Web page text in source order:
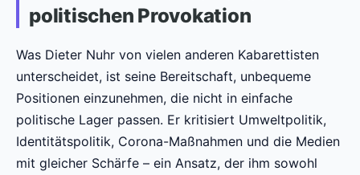
politischen Provokation
Was Dieter Nuhr von vielen anderen Kabarettisten
unterscheidet, ist seine Bereitschaft, unbequeme
Positionen einzunehmen, die nicht in einfache
politische Lager passen. Er kritisiert Umweltpolitik,
Identitätspolitik, Corona-Maßnahmen und die Medien
mit gleicher Schärfe – ein Ansatz, der ihm sowohl